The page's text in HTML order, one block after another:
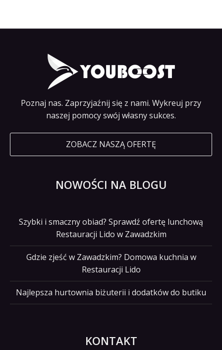
Poznaj nas. Zaprzyjaźnij się z nami. Wykreuj przy
naszej pomocy swój własny sukces.
ZOBACZ NASZĄ OFERTĘ
NOWOŚCI NA BLOGU
Szybki i smaczny obiad? Sprawdź ofertę lunchową
Restauracji Lido w Zawadzkim
Gdzie zjeść w Zawadzkim? Domowa kuchnia w
Restauracji Lido
Najlepsza hurtownia biżuterii i dodatków do butiku
KONTAKT